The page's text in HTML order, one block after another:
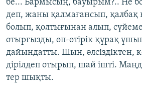
бе... Бармысың, бауырым?.. Не
деп, жаны қалмағансып, қалбақ
болып, қолтығынан алып,
отырғызды, өп-өтірік құрақ
дайындатты. Шын, әлсіздіктен,
дірілдеп отырып, шай ішті.
тер шықты.